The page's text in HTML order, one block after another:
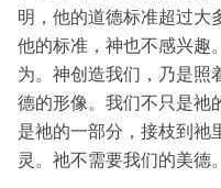
明，他的道德标准超过大
他的标准，神也不感兴趣
为。神创造我们，乃是照
德的形像。我们不只是祂
是祂的一部分，接枝到祂
灵。祂不需要我们的美德。